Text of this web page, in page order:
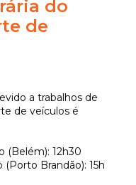
do
de
a trabalhos de
de veículos é
(Belém): 12h30
Brandão): 15h